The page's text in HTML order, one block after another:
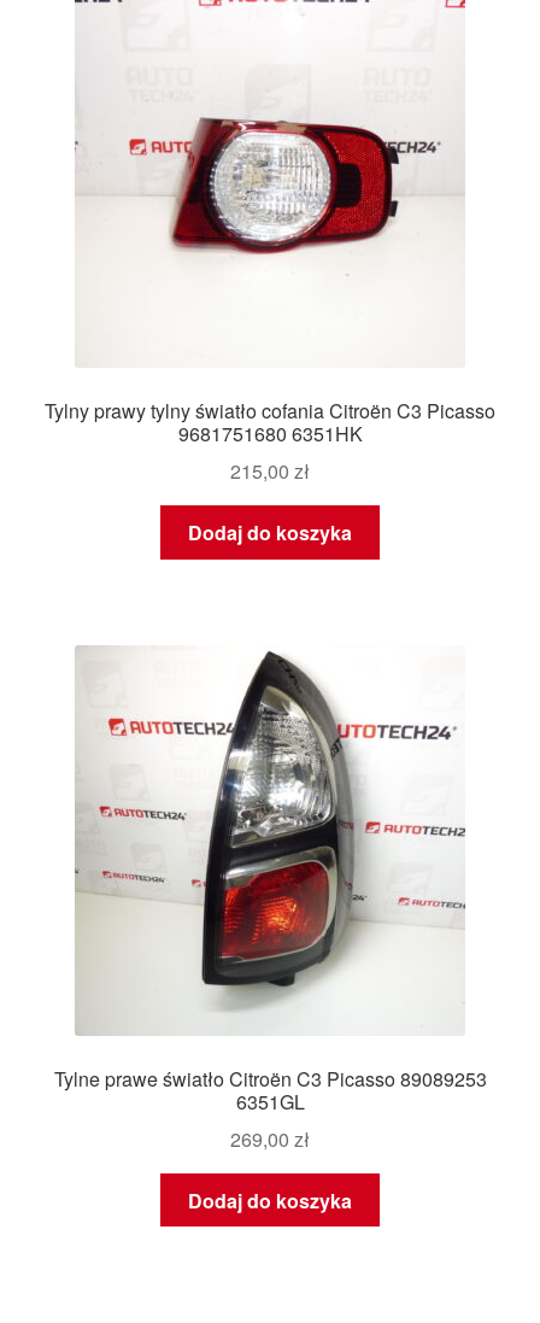
Tylny prawy tylny światło cofania Citroën C3 Picasso
9681751680 6351HK
215,00 zł
Dodaj do koszyka
Tylne prawe światło Citroën C3 Picasso 89089253
6351GL
269,00 zł
Dodaj do koszyka